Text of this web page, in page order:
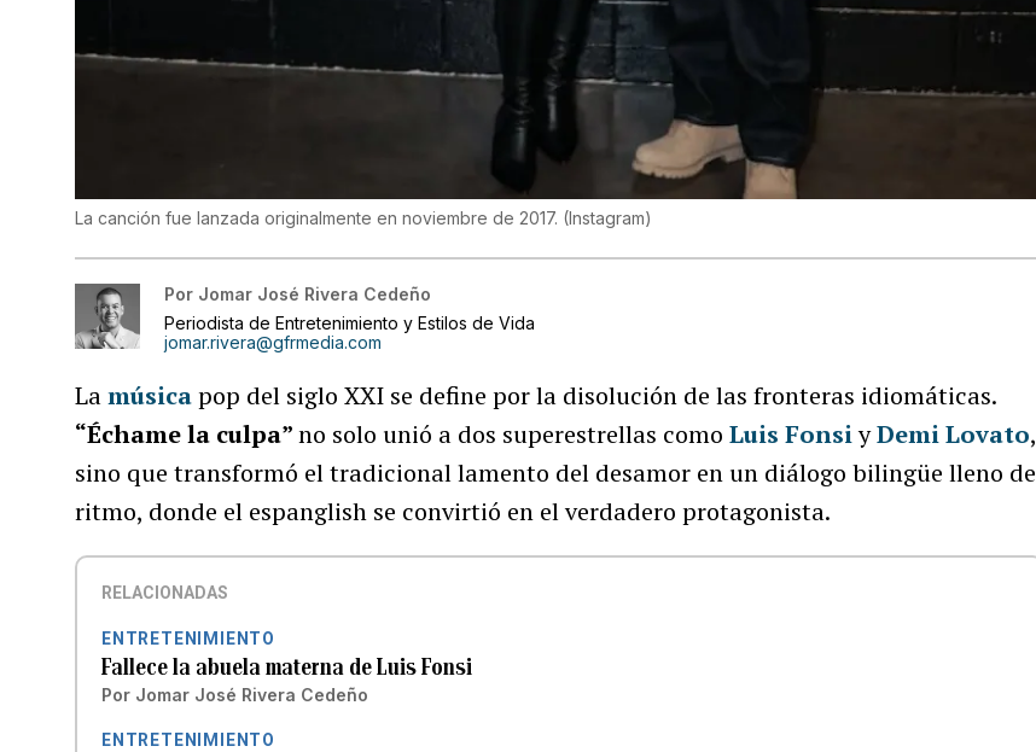
La canción fue lanzada originalmente en noviembre de 2017. (Instagram)
Por Jomar José Rivera Cedeño
Periodista de Entretenimiento y Estilos de Vida
jomar.rivera@gfrmedia.com
Lamúsicapop del siglo XXI se define por la disolución de las fronteras idiomáticas.
“Échame la culpa”no solo unió a dos superestrellas comoLuis FonsiyDemi Lovato,
sino que transformó el tradicional lamento del desamor en un diálogo bilingüe lleno de
ritmo, donde el espanglish se convirtió en el verdadero protagonista.
RELACIONADAS
ENTRETENIMIENTO
Fallece la abuela materna de Luis Fonsi
Por Jomar José Rivera Cedeño
ENTRETENIMIENTO